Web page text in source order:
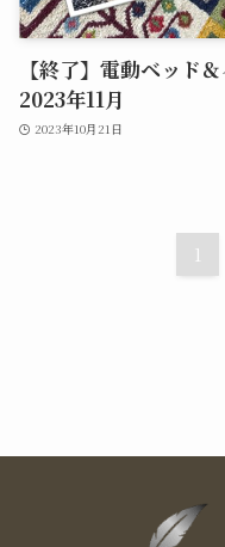
【終了】電動ベッド
2023年11月
2023年10月21日
1